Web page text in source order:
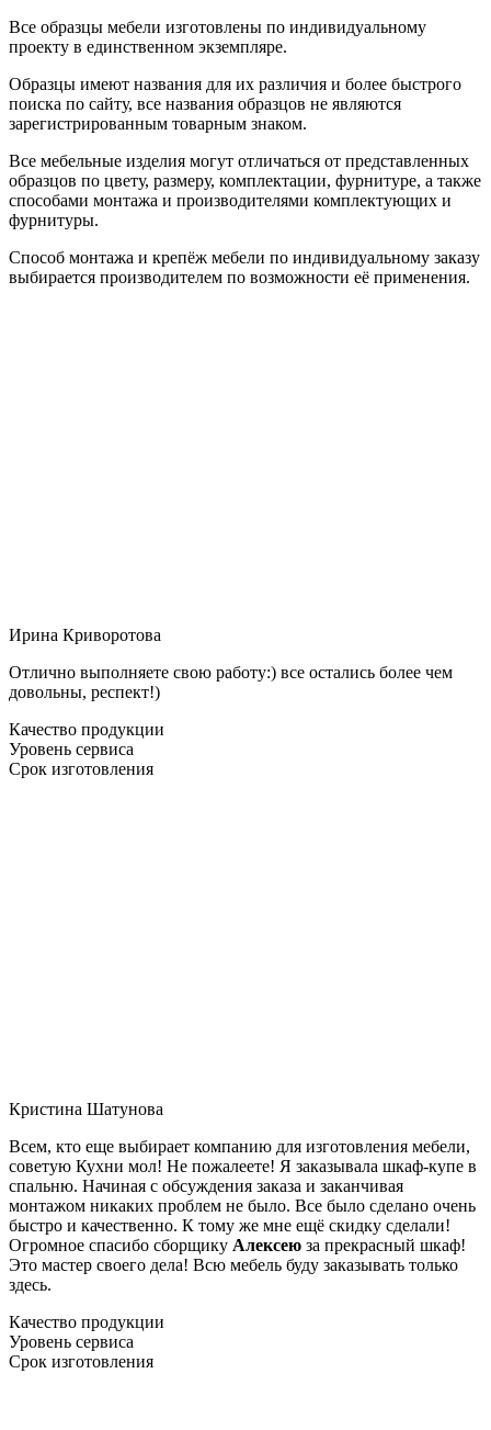
Все образцы мебели изготовлены по индивидуальному
проекту в единственном экземпляре.
Образцы имеют названия для их различия и более быстрого
поиска по сайту, все названия образцов не являются
зарегистрированным товарным знаком.
Все мебельные изделия могут отличаться от представленных
образцов по цвету, размеру, комплектации, фурнитуре, а также
способами монтажа и производителями комплектующих и
фурнитуры.
Способ монтажа и крепёж мебели по индивидуальному заказу
выбирается производителем по возможности её применения.
Ирина Криворотова
Отлично выполняете свою работу:) все остались более чем
довольны, респект!)
Качество продукции
Уровень сервиса
Срок изготовления
Кристина Шатунова
Всем, кто еще выбирает компанию для изготовления мебели,
советую Кухни мол! Не пожалеете! Я заказывала шкаф-купе в
спальню. Начиная с обсуждения заказа и заканчивая
монтажом никаких проблем не было. Все было сделано очень
быстро и качественно. К тому же мне ещё скидку сделали!
Огромное спасибо сборщику Алексею за прекрасный шкаф!
Это мастер своего дела! Всю мебель буду заказывать только
здесь.
Качество продукции
Уровень сервиса
Срок изготовления